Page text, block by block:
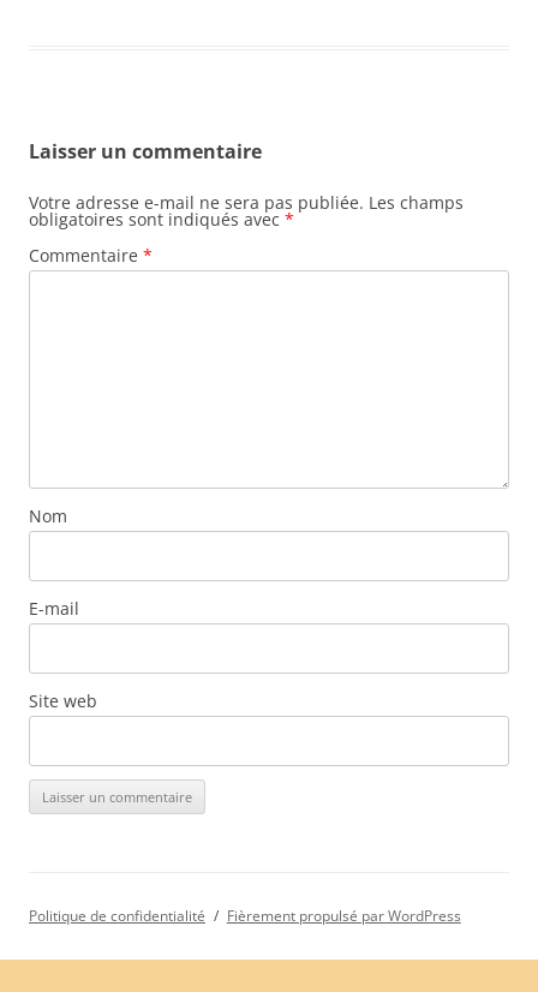
Laisser un commentaire
Votre adresse e-mail ne sera pas publiée. Les champs
obligatoires sont indiqués avec *
Commentaire *
Nom
E-mail
Site web
Politique de confidentialité Fièrement propulsé par WordPress